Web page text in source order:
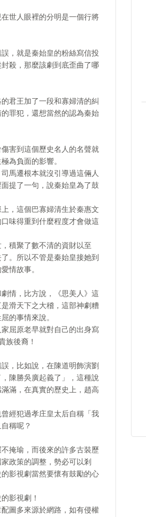
世人眼裡的分明是一個行將
，就是秦始皇的粉絲寫信投
殺，那麼該劇到底歪曲了哪
君王加了一段和寡婦清的糾
罪犯，還想當然的認為秦始
害到這個歷史名人的名聲就
為負面的影響。
馬遷根本就沒引導過這倆人
提了一句，說秦始皇為了鼓
，這個巴寡婦清生於秦惠文
味得重到什麼程度才會做這
積聚了數不清的資財以至
。所以不管是秦始皇接她到
情故事。
情，比方說，《思美人》這
滑天下之大稽，這部神劇糟
的事情來說。
屈原老早就對自己的出身寫
族後裔！
，比如說，在陳道明飾演劉
陳勝吳廣起義了」，這種說
滿，在真實的歷史上，趙高
經犯過孝庄皇太后自稱「我
稱呢？
掩瑜，而後來的許多古裝歷
政策的調整，勢必可以剎
影視劇當然要懷有鼓勵的心
影視劇！
圖多來源於網路，如有侵權